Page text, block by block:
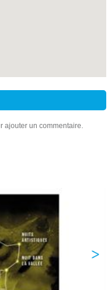
ajouter un commentaire.